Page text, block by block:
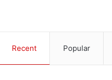
Recent Popular